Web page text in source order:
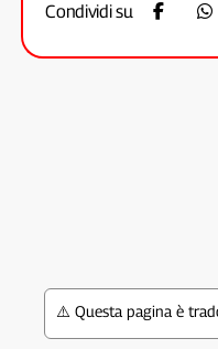
Condividi su
⚠️ Questa pagina è